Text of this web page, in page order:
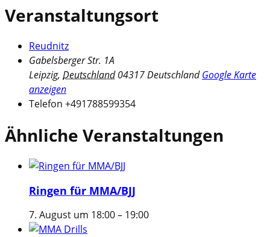
Veranstaltungsort
Reudnitz
Gabelsberger Str. 1A
Leipzig, Deutschland 04317Deutschland Google Karte
anzeigen
Telefon +491788599354
Ähnliche Veranstaltungen
Ringen für MMA/BJJ
7. August um 18:00– 19:00